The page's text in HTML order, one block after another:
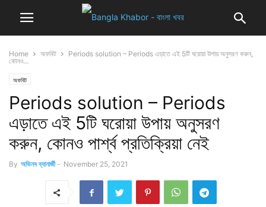
Home অফবিট
Periods solution – Periods এড়াতে এই 5টি ঘরোয়া উপায় অনুসরণ করুন,
কোনও...
অফবিট
Periods solution – Periods
এড়াতে এই 5টি ঘরোয়া উপায় অনুসরণ
করুন, কোনও পার্শ্ব প্রতিক্রিয়া নেই
By অভিনব ব্যানার্জী - November 25, 2021